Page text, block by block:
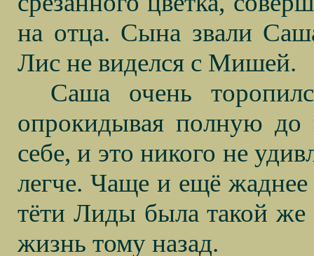
на отца. Сына звали
Лис не виделся с Мишей.
Саша очень
опрокидывая полную до
себе, и это никого не
легче. Чаще и ещё
тёти Лиды была такой же
жизнь тому назад.